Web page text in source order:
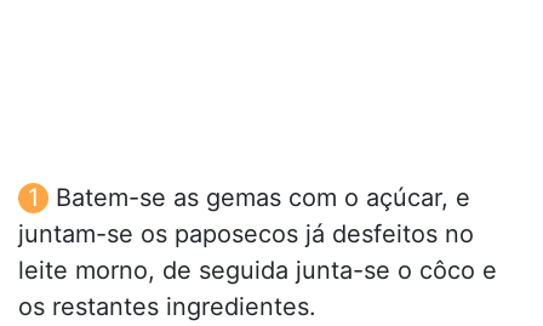
Batem-se as gemas com o açúcar, e
juntam-se os paposecos já desfeitos no
leite morno, de seguida junta-se o côco e
os restantes ingredientes.